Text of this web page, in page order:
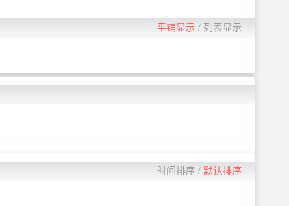
平铺显示/ 列表显示
时间排序/ 默认排序